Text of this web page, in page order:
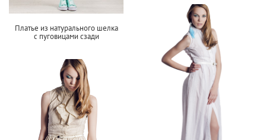
Платье из натурального шелка
с пуговицами сзади